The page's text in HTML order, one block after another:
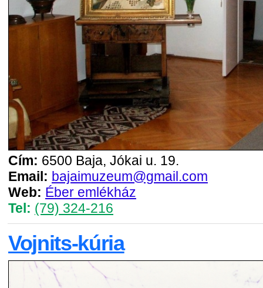
Cím: 6500 Baja, Jókai u. 19.
Email: bajaimuzeum@gmail.com
Web: Éber emlékház
Tel: (79) 324-216
Vojnits-kúria